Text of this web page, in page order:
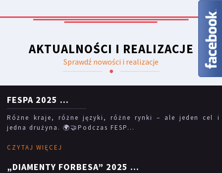
AKTUALNOŚCI I REALIZACJE
Sprawdź nowości i realizacje
FESPA 2025 ...
Różne kraje, różne języki, różne rynki – ale jeden cel i
jedna drużyna. 🌍🤝Podczas FESP...
CZYTAJ WIĘCEJ
„DIAMENTY FORBESA” 2025 ...